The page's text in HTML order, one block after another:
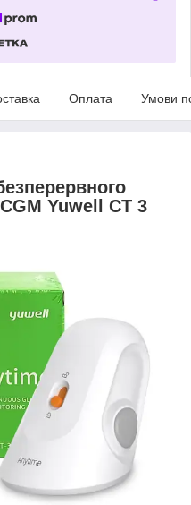
Оплата Умови
Yuwell CT 3